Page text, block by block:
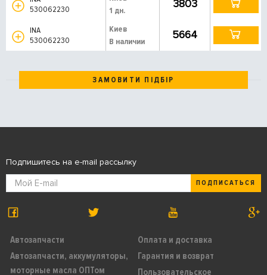
530062230
1 дн.
3803
INA
530062230
Киев
В наличии
5664
ЗАМОВИТИ ПІДБІР
Автозапчасти
Автозапчасти, аккумуляторы,
моторные масла ОПТом
Оплата и доставка
Гарантия и возврат
Пользовательское
Подпишитесь на e-mail рассылку
ПОДПИСАТЬСЯ